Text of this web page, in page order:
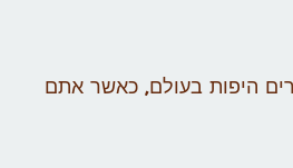
היפות בעולם, כאשר אתם